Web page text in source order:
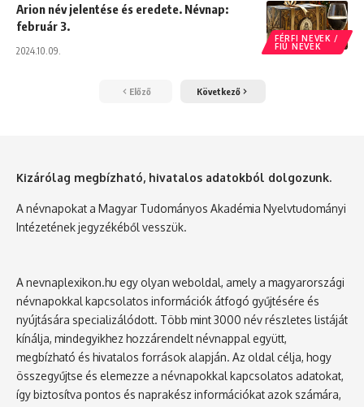
FÉRFI NEVEK /
FIÚ NEVEK
Arion név jelentése és eredete. Névnap:
február 3.
2024.10.09.
Előző Következő
Kizárólag megbízható, hivatalos adatokból dolgozunk.
A névnapokat a Magyar Tudományos Akadémia Nyelvtudományi
Intézetének jegyzékéből vesszük.
A nevnaplexikon.hu egy olyan weboldal, amely a magyarországi
névnapokkal kapcsolatos információk átfogó gyűjtésére és
nyújtására specializálódott. Több mint 3000 név részletes listáját
kínálja, mindegyikhez hozzárendelt névnappal együtt,
megbízható és hivatalos források alapján. Az oldal célja, hogy
összegyűjtse és elemezze a névnapokkal kapcsolatos adatokat,
így biztosítva pontos és naprakész információkat azok számára,